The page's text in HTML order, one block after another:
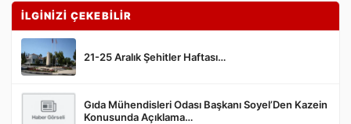
Gönder
İLGİNİZİ ÇEKEBİLİR
21-25 Aralık Şehitler Haftası…
Gıda Mühendisleri Odası Başkanı Soyel’Den Kazein
Konusunda Açıklama…